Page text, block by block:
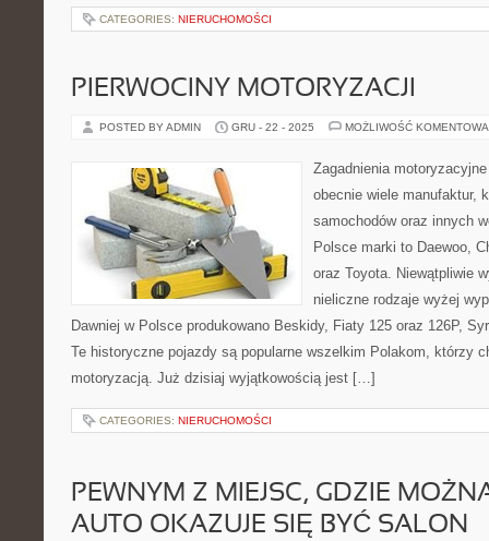
CATEGORIES: NIERUCHOMOŚCI
PIERWOCINY MOTORYZACJI
POSTED BY ADMIN GRU - 22 - 2025 MOŻLIWOŚĆ
Zagadnienia
obecnie wiele manufaktur,
samochodów oraz innych
Polsce marki to Daewoo,
oraz Toyota. Niewątpliwie
nieliczne rodzaje wyżej
Dawniej w Polsce produkowano Beskidy, Fiaty 125 oraz 126P,
Te historyczne pojazdy są popularne wszelkim Polakom, którzy
motoryzacją. Już dzisiaj wyjątkowością jest […]
CATEGORIES: NIERUCHOMOŚCI
PEWNYM Z MIEJSC, GDZIE
AUTO OKAZUJE SIĘ BYĆ SALON